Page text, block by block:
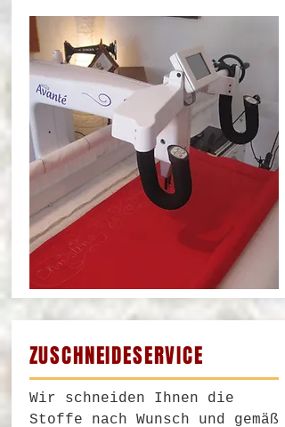
ZUSCHNEIDESERVICE
Wir schneiden Ihnen die
Stoffe nach Wunsch und gemäß